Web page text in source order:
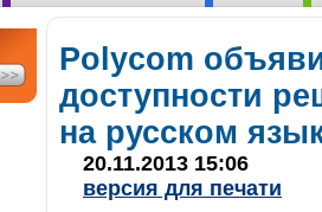
Polycom
доступности
на русском
20.11.2013 15:06
версия для печати